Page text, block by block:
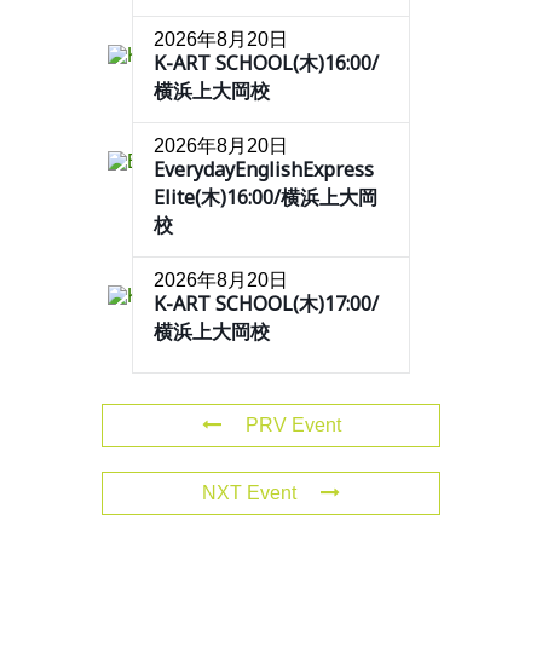
2026年8月20日
K-ART SCHOOL(木)16:00/
横浜上大岡校
2026年8月20日
EverydayEnglishExpress
Elite(木)16:00/横浜上大岡
校
2026年8月20日
K-ART SCHOOL(木)17:00/
横浜上大岡校
PRV Event
NXT Event